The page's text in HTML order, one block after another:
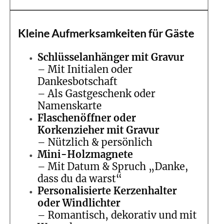
Kleine Aufmerksamkeiten für Gäste
Schlüsselanhänger mit Gravur
– Mit Initialen oder
Dankesbotschaft
– Als Gastgeschenk oder
Namenskarte
Flaschenöffner oder
Korkenzieher mit Gravur
– Nützlich & persönlich
Mini-Holzmagnete
– Mit Datum & Spruch „Danke,
dass du da warst“
Personalisierte Kerzenhalter
oder Windlichter
– Romantisch, dekorativ und mit